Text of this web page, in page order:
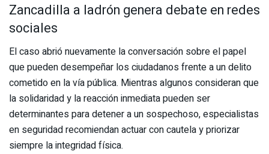
Zancadilla a ladrón genera debate en redes
sociales
El caso abrió nuevamente la conversación sobre el papel
que pueden desempeñar los ciudadanos frente a un delito
cometido en la vía pública. Mientras algunos consideran que
la solidaridad y la reacción inmediata pueden ser
determinantes para detener a un sospechoso, especialistas
en seguridad recomiendan actuar con cautela y priorizar
siempre la integridad física.